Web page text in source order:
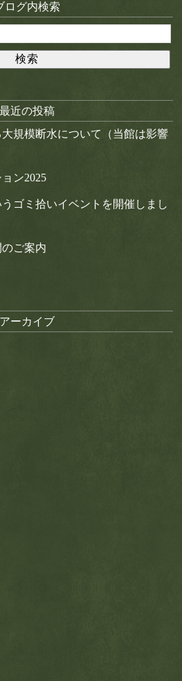
ログ内検索
最近の投稿
規模断水について（当館は影響
ン2025
うゴミ拾いイベントを開催しまし
ご案内
アーカイブ